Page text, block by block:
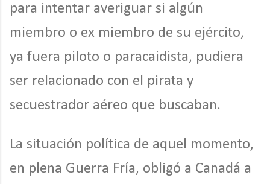
para intentar averiguar si algún
miembro o ex miembro de su ejército,
ya fuera piloto o paracaidista, pudiera
ser relacionado con el pirata y
secuestrador aéreo que buscaban.
La situación política de aquel momento,
en plena Guerra Fría, obligó a Canadá a